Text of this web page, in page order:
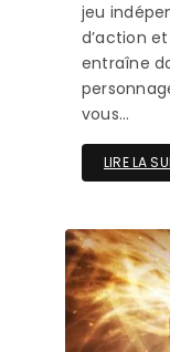
jeu
d’action
entraîne
vous…
LIRE LA